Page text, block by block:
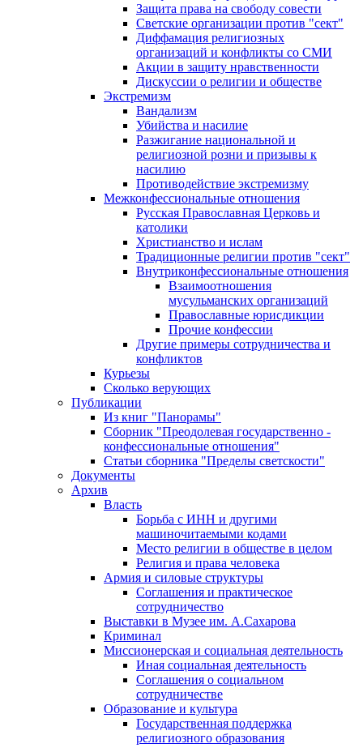
Защита права на свободу совести
Светские организации против "сект"
Диффамация религиозных
организаций и конфликты со СМИ
Акции в защиту нравственности
Дискуссии о религии и обществе
Экстремизм
Вандализм
Убийства и насилие
Разжигание национальной и
религиозной розни и призывы к
насилию
Противодействие экстремизму
Межконфессиональные отношения
Русская Православная Церковь и
католики
Христианство и ислам
Традиционные религии против "сект"
Внутриконфессиональные отношения
Взаимоотношения
мусульманских организаций
Православные юрисдикции
Прочие конфессии
Другие примеры сотрудничества и
конфликтов
Курьезы
Сколько верующих
Публикации
Из книг "Панорамы"
Сборник "Преодолевая государственно -
конфессиональные отношения"
Статьи сборника "Пределы светскости"
Документы
Архив
Власть
Борьба с ИНН и другими
машиночитаемыми кодами
Место религии в обществе в целом
Религия и права человека
Армия и силовые структуры
Соглашения и практическое
сотрудничество
Выставки в Музее им. А.Сахарова
Криминал
Миссионерская и социальная деятельность
Иная социальная деятельность
Соглашения о социальном
сотрудничестве
Образование и культура
Государственная поддержка
религиозного образования